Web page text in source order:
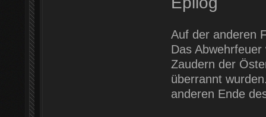
Auf der anderen
Das
Zaudern der
überrannt
anderen Ende